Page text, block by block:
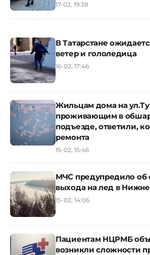
17-02, 19:38
В Татарстане
ветер и гололедица
16-02, 17:46
Жильцам дома на
проживающим в
подъезде, ответили,
ремонта
15-02, 15:46
МЧС предупредило об
выхода на лед в
15-02, 14:06
Пациентам НЦРМБ
возникли сложности